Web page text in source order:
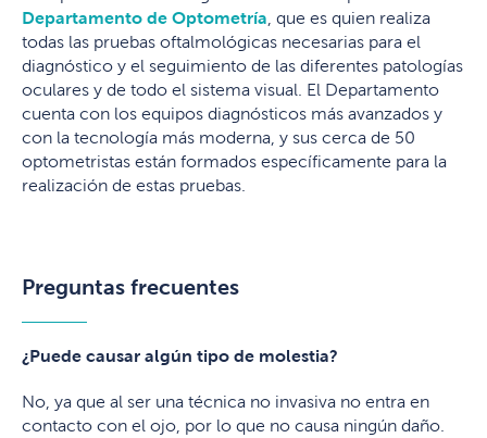
Departamento de Optometría , que es quien realiza
todas las pruebas oftalmológicas necesarias para el
diagnóstico y el seguimiento de las diferentes patologías
oculares y de todo el sistema visual. El Departamento
cuenta con los equipos diagnósticos más avanzados y
con la tecnología más moderna, y sus cerca de 50
optometristas están formados específicamente para la
realización de estas pruebas.
Preguntas frecuentes
¿Puede causar algún tipo de molestia?
No, ya que al ser una técnica no invasiva no entra en
contacto con el ojo, por lo que no causa ningún daño.